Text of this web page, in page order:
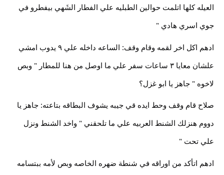
العيله كلها اتلمت حوالين الطبليه علي الفطار الشَهي بيفطرو في
جوي اسري هادي "
ادهم اكل اخر لقمه وقام وقف: الساعه داخله علي ٩ يدوب امشي
علشان معايا ٣ ساعات سفر علي ما اوصل من هنا للمطار " وبص
لاخوه " جاهز يا ابو غزل؟
صلاح قام وقف وحط ايده قي جيبه يشوف البطاقه بتاعته: جاهز يا
دووم هنزلك الشنط العربيه علي ما تلحقني " واخد الشنط ونزل
علي تحت "
ادهم اتأكد من اوراقه في شنطة ضهره الخاصه وبص لأمه ببتسامه